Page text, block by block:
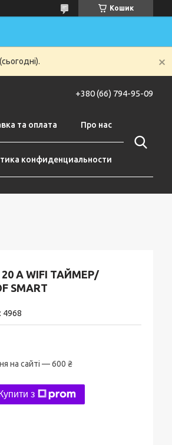
Кошик
+380 (66) 794-95-09
та оплата Про нас
конфиденциальности
А WIFI ТАЙМЕР/
SMART
4968
на сайті — 600 ₴
Купити з